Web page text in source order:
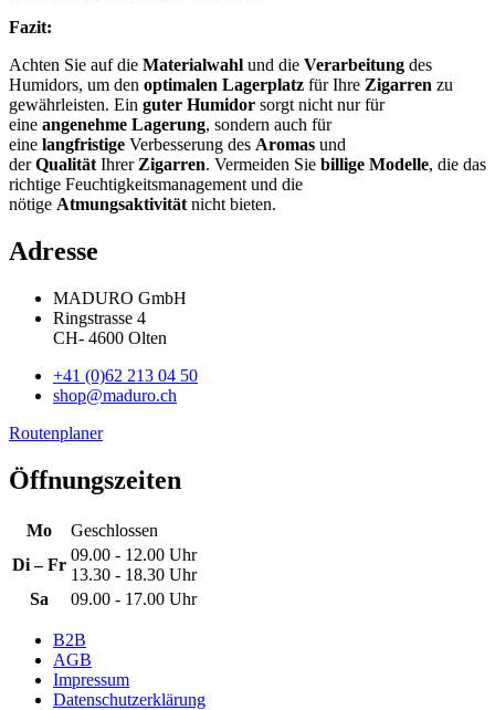
Fazit:
Achten Sie auf die Materialwahl und die Verarbeitung des
Humidors, um den optimalen Lagerplatz für Ihre Zigarren zu
gewährleisten. Ein guter Humidor sorgt nicht nur für
eine angenehme Lagerung, sondern auch für
eine langfristige Verbesserung des Aromas und
derQualität Ihrer Zigarren. Vermeiden Sie billige Modelle, die das
richtige Feuchtigkeitsmanagement und die
nötige Atmungsaktivität nicht bieten.
Adresse
MADURO GmbH
Ringstrasse 4
CH- 4600 Olten
+41 (0)62 213 04 50
shop@maduro.ch
Routenplaner
Öffnungszeiten
Mo
Geschlossen
Di – Fr
09.00 - 12.00 Uhr
13.30 - 18.30 Uhr
Sa
09.00 - 17.00 Uhr
B2B
AGB
Impressum
Datenschutzerklärung